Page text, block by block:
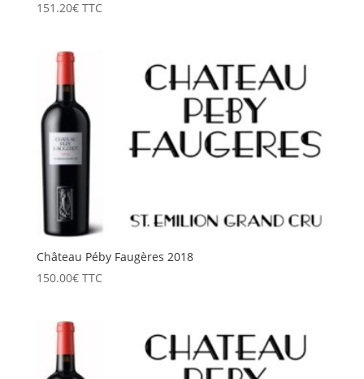
151.20€ TTC
Château Péby Faugères 2018
150.00€ TTC